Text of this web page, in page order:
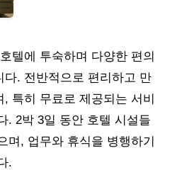
텔에 투숙하며 다양한 편의
다. 전반적으로 편리하고 만
특히 무료로 제공되는 서비
. 2박 3일 동안 호텔 시설들
며, 업무와 휴식을 병행하기
.